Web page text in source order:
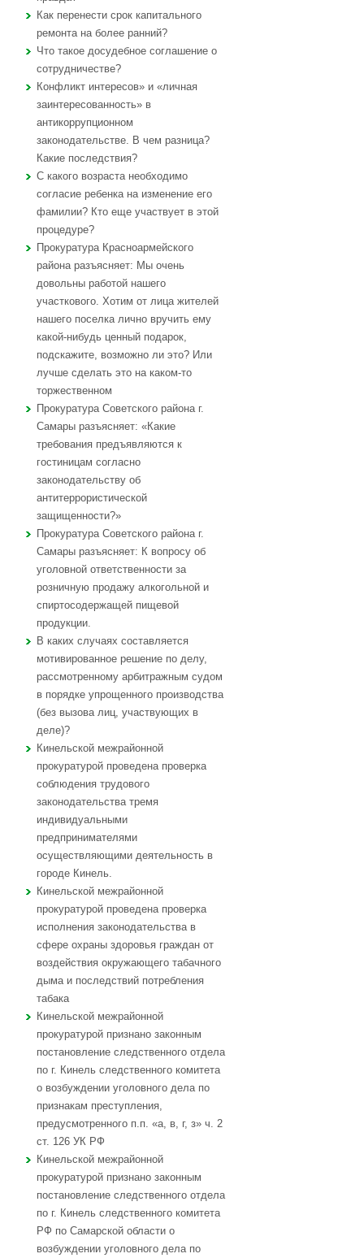
Как перенести срок капитального
ремонта на более ранний?
Что такое досудебное соглашение о
сотрудничестве?
Конфликт интересов» и «личная
заинтересованность» в
антикоррупционном
законодательстве. В чем разница?
Какие последствия?
С какого возраста необходимо
согласие ребенка на изменение его
фамилии? Кто еще участвует в этой
процедуре?
Прокуратура Красноармейского
района разъясняет: Мы очень
довольны работой нашего
участкового. Хотим от лица жителей
нашего поселка лично вручить ему
какой-нибудь ценный подарок,
подскажите, возможно ли это? Или
лучше сделать это на каком-то
торжественном
Прокуратура Советского района г.
Самары разъясняет: «Какие
требования предъявляются к
гостиницам согласно
законодательству об
антитеррористической
защищенности?»
Прокуратура Советского района г.
Самары разъясняет: К вопросу об
уголовной ответственности за
розничную продажу алкогольной и
спиртосодержащей пищевой
продукции.
В каких случаях составляется
мотивированное решение по делу,
рассмотренному арбитражным судом
в порядке упрощенного производства
(без вызова лиц, участвующих в
деле)?
Кинельской межрайонной
прокуратурой проведена проверка
соблюдения трудового
законодательства тремя
индивидуальными
предпринимателями
осуществляющими деятельность в
городе Кинель.
Кинельской межрайонной
прокуратурой проведена проверка
исполнения законодательства в
сфере охраны здоровья граждан от
воздействия окружающего табачного
дыма и последствий потребления
табака
Кинельской межрайонной
прокуратурой признано законным
постановление следственного отдела
по г. Кинель следственного комитета
о возбуждении уголовного дела по
признакам преступления,
предусмотренного п.п. «а, в, г, з» ч. 2
ст. 126 УК РФ
Кинельской межрайонной
прокуратурой признано законным
постановление следственного отдела
по г. Кинель следственного комитета
РФ по Самарской области о
возбуждении уголовного дела по